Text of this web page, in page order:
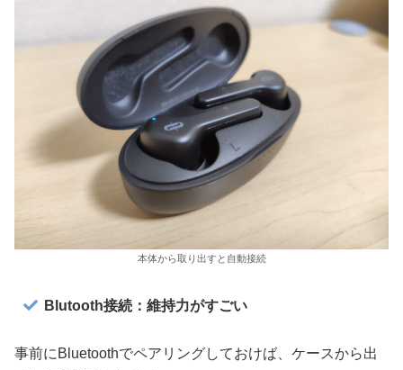
本体から取り出すと自動接続
Blutooth接続：維持力がすごい
事前にBluetoothでペアリングしておけば、ケースから出